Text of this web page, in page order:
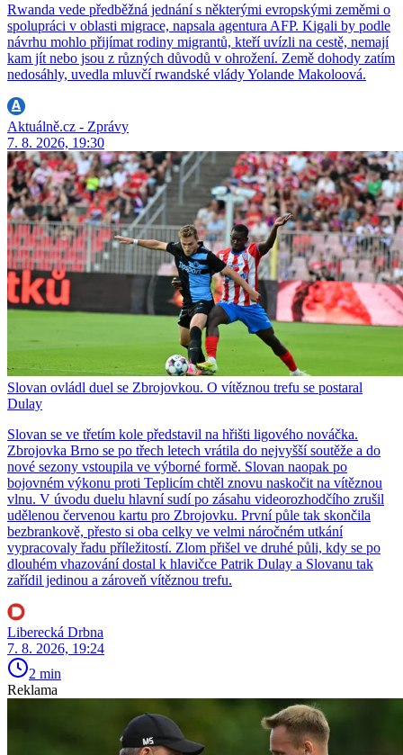
Rwanda vede předběžná jednání s některými evropskými zeměmi o
spolupráci v oblasti migrace, napsala agentura AFP. Kigali by podle
návrhu mohlo přijímat rodiny migrantů, kteří uvízli na cestě, nemají
kam jít nebo jsou z různých důvodů v ohrožení. Země dohody zatím
nedosáhly, uvedla mluvčí rwandské vlády Yolande Makoloová.
Aktuálně.cz - Zprávy
7. 8. 2026, 19:30
Slovan ovládl duel se Zbrojovkou. O vítěznou trefu se postaral
Dulay
Slovan se ve třetím kole představil na hřišti ligového nováčka.
Zbrojovka Brno se po třech letech vrátila do nejvyšší soutěže a do
nové sezony vstoupila ve výborné formě. Slovan naopak po
bojovném výkonu proti Teplicím chtěl znovu naskočit na vítěznou
vlnu. V úvodu duelu hlavní sudí po zásahu videorozhodčího zrušil
udělenou červenou kartu pro Zbrojovku. První půle tak skončila
bezbrankově, přesto si oba celky ve velmi náročném utkání
vypracovaly řadu příležitostí. Zlom přišel ve druhé půli, kdy se po
dlouhém vhazování dostal k hlavičce Patrik Dulay a Slovanu tak
zařídil jedinou a zároveň vítěznou trefu.
Liberecká Drbna
7. 8. 2026, 19:24
2 min
Reklama